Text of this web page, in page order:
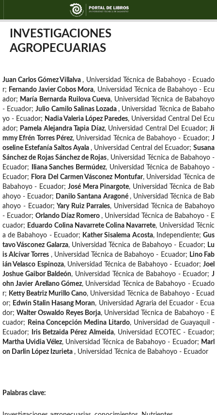
INVESTIGACIONES
AGROPECUARIAS
Juan Carlos Gómez Villalva, Universidad Técnica de Babahoyo - Ecuado
r; Fernando Javier Cobos Mora, Universidad Técnica de Babahoyo - Ecu
ador; María Bernarda Ruilova Cueva, Universidad Técnica de Babahoyo
- Ecuador;Julio Camilo Salinas Lozada, Universidad Técnica de Babaho
yo - Ecuador; Nadia Valeria López Paredes, Universidad Central Del Ecu
ador; Pamela Alejandra Tapia Díaz, Universidad Central Del Ecuador;Ji
mmy Efrén Torres Pérez, Universidad Técnica de Babahoyo - Ecuador;J
oseline Estefanía Saltos Ayala , Universidad Central del Ecuador;Susana
Sánchez de Rojas Sánchez de Rojas, Universidad Técnica de Babahoyo -
Ecuador; Iliana Sanches Bermúdez, Universidad Técnica de Babahoyo -
Ecuador; Flora Del Carmen Vásconez Montufar, Universidad Técnica de
Babahoyo - Ecuador;José Mera Pinargote, Universidad Técnica de Bab
ahoyo - Ecuador; Danilo Santana Aragoné , Universidad Técnica de Bab
ahoyo - Ecuador; Yary Ruiz Parrales, Universidad Técnica de Babahoyo
- Ecuador; Orlando Díaz Romero, Universidad Técnica de Babahoyo - E
cuador; Eduardo Colina Navarrete Colina Navarrete, Universidad Técnic
a de Babahoyo - Ecuador; Kather Sisalema Acosta, Independiente;Gus
tavo Vásconez Galarza, Universidad Técnica de Babahoyo - Ecuador; Lu
is Alcívar Torres , Universidad Técnica de Babahoyo - Ecuador; Lino Fab
ián Velasco Espinoza, Universidad Técnica de Babahoyo - Ecuador;Joel
Joshue Gaibor Baldeón, Universidad Técnica de Babahoyo - Ecuador;J
ohn Javier Arellano Gómez, Universidad Técnica de Babahoyo - Ecuado
r; Ketty Beatriz Murillo Cano, Universidad Técnica de Babahoyo - Ecuad
or; Edwin Stalin Hasang Moran, Universidad Agraria del Ecuador - Ecua
dor;Walter Oswaldo Reyes Borja, Universidad Técnica de Babahoyo - E
cuador; Reina Concepción Medina Litardo, Universidad de Guayaquil -
Ecuador; Iris Betzaida Pérez Almeida, Universidad ECOTEC - Ecuador;
Martha Uvidia Vélez, Universidad Técnica de Babahoyo - Ecuador; Marl
on Darlin López Izurieta , Universidad Técnica de Babahoyo - Ecuador
Palabras clave: